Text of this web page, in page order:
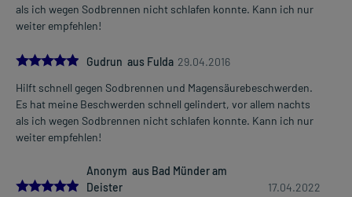
als ich wegen Sodbrennen nicht schlafen konnte. Kann ich nur
weiter empfehlen!
5.0
Gudrun aus Fulda 29.04.2016
Hilft schnell gegen Sodbrennen und Magensäurebeschwerden.
Es hat meine Beschwerden schnell gelindert, vor allem nachts
als ich wegen Sodbrennen nicht schlafen konnte. Kann ich nur
weiter empfehlen!
5.0
Anonym aus Bad Münder am
Deister
17.04.2022